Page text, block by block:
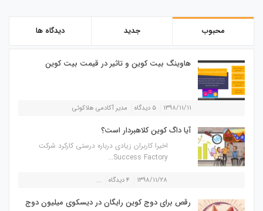
محبوب جدید دیدگاه ها
هاوینگ بیت کوین و تاثیر در قیمت بیت کوین
۱۳۹۸/۱۱/۱۱ ۵ دیدگاه مدیر آکادمی هلاکوئی
آیا داگ کوین کلاهبردار است؟
اخیرا کاربران زیادی درباره درستی کارکرد شرکت
Success Factory...
۱۳۹۸/۱۱/۲۸ ۴ دیدگاه ...
رقص برای دوج کوین رایگان در دیسکوی میلیون دوج